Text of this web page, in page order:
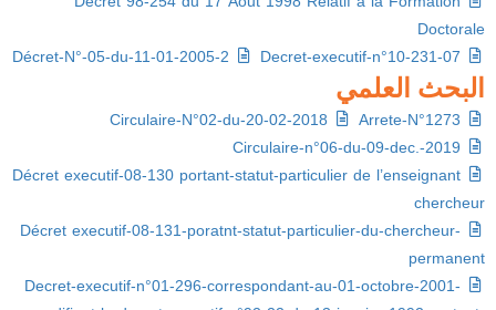
Doctorale
البحث العلمي
Décret executif-08-130 portant-statut-particulier de l’enseignant
chercheur
Décret executif-08-131-poratnt-statut-particulier-du-chercheur-
permanent
Decret-executif-n°01-296-correspondant-au-01-octobre-2001-